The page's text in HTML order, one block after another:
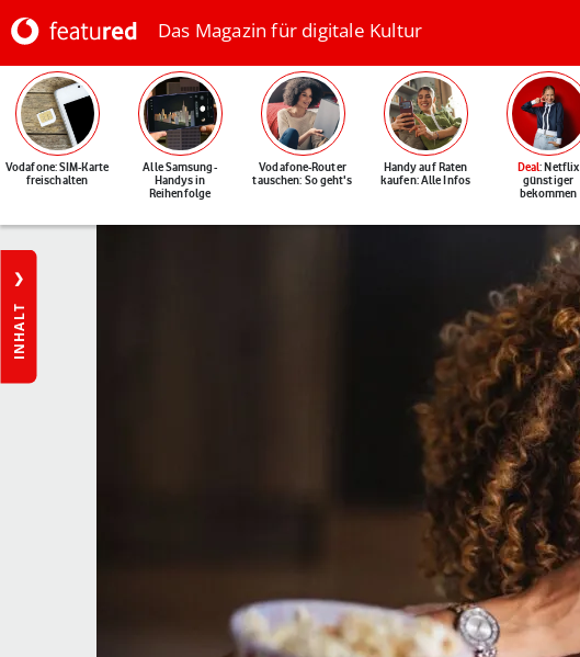
Das Magazin für digitale Kultur
Vodafone: SIM-Karte
freischalten
Alle Samsung-
Handys in
Reihenfolge
Vodafone-Router
tauschen: So geht's
Handy auf Raten
kaufen: Alle Infos
Deal: Netflix
günstiger
bekommen
INHALT